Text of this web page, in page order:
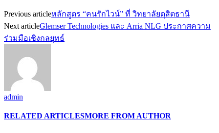
Previous articleหลักสูตร “คนรักไวน์” ที่ วิทยาลัยดุสิตธานี
Next articleGlemser Technologies และ Arria NLG ประกาศความ
ร่วมมือเชิงกลยุทธ์
admin
RELATED ARTICLESMORE FROM AUTHOR